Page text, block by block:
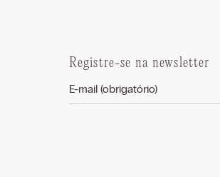
Registre-se na newsletter